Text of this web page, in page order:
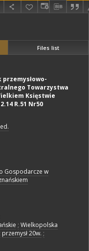
Files list
Towarzystwa
Księstwie
R.51 Nr50
Gospodarcze w
; Wielkopolska
przemysł 20w. ;